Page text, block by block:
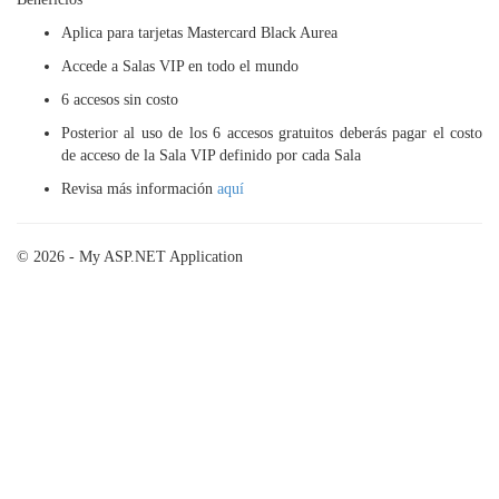
Aplica para tarjetas Mastercard Black Aurea
Accede a Salas VIP en todo el mundo
6 accesos sin costo
Posterior al uso de los 6 accesos gratuitos deberás pagar el costo
de acceso de la Sala VIP definido por cada Sala
Revisa más información aquí
© 2026 - My ASP.NET Application